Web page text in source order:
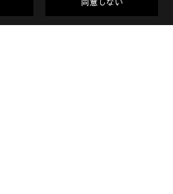
GW、夏期他